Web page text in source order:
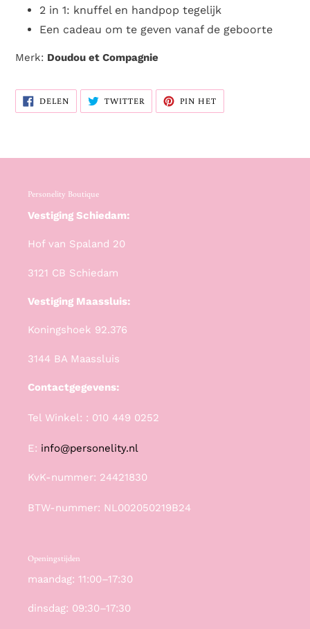
2 in 1: knuffel en handpop tegelijk
Een cadeau om te geven vanaf de geboorte
Merk: Doudou et Compagnie
DELENDELEN
FACEBOOK
TWITTER TWITTEREN
OP
TWITTER
PIN HET
PINTEREST
Personelity Boutique
Vestiging Schiedam:
Hof van Spaland 20
3121 CB Schiedam
Vestiging Maassluis:
Koningshoek 92.376
3144 BA Maassluis
Contactgegevens:
Tel Winkel: : 010 449 0252
E: info@personelity.nl
KvK-nummer: 24421830
BTW-nummer: NL002050219B24
Openingstijden
maandag: 11:00–17:30
dinsdag: 09:30–17:30